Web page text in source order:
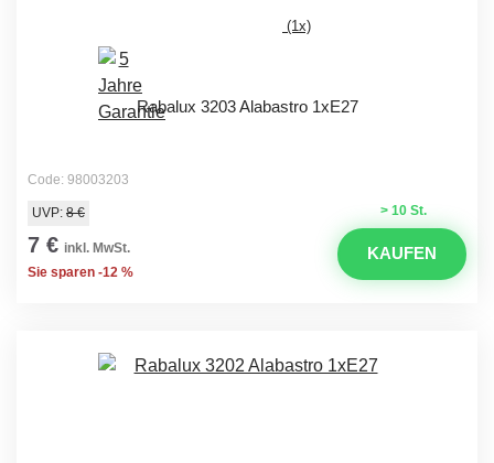
(1x)
Rabalux 3203 Alabastro 1xE27
Code: 98003203
> 10 St.
UVP: 8 €
7 € inkl. MwSt.
Sie sparen -12 %
KAUFEN